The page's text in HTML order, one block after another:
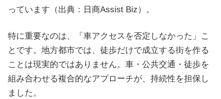
っています（出典：日商Assist Biz）。
特に重要なのは、「車アクセスを否定しなかった」こ
とです。地方都市では、徒歩だけで成立する街を作る
ことは現実的ではありません。車・公共交通・徒歩を
組み合わせる複合的なアプローチが、持続性を担保し
ました。